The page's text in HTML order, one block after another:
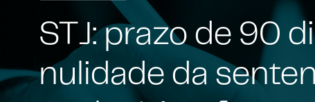
STJ: prazo de 90
nulidade da